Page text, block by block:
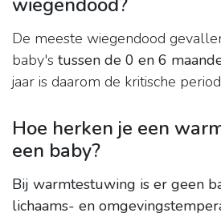
De meeste wiegendood
baby's tussen de 0 en 6
jaar is daarom de kritische
Hoe herken je een
een baby?
Bij warmtestuwing is er geen
lichaams- en